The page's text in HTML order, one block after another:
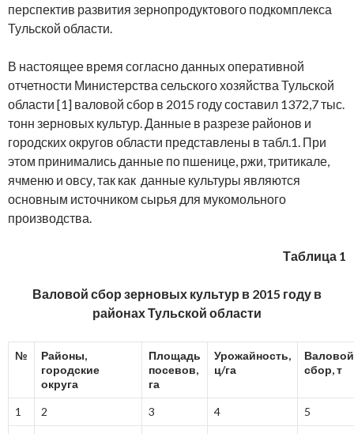
перспектив развития зернопродуктового подкомплекса
Тульской области.
В настоящее время согласно данных оперативной
отчетности Министерства сельского хозяйства Тульской
области [1] валовой сбор в 2015 году составил 1372,7 тыс.
тонн зерновых культур. Данные в разрезе районов и
городских округов области представлены в табл.1. При
этом принимались данные по пшенице, ржи, тритикале,
ячменю и овсу, так как данные культуры являются
основным источником сырья для мукомольного
производства.
Таблица 1
Валовой сбор зерновых культур в 2015 году в
районах Тульской области
№
Районы,
городские
округа
Площадь
посевов,
га
Урожайность,
ц/га
Валовой
сбор, т
1 2 3 4 5